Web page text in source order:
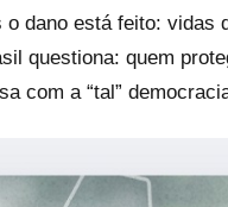
dano está feito:
questiona: quem
com a “tal”